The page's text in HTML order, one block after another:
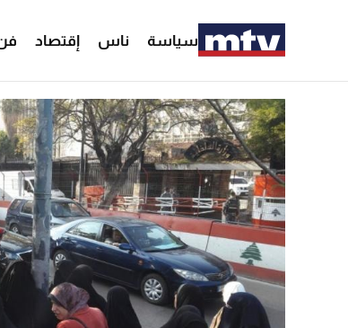
سياسة ناس إقتصاد